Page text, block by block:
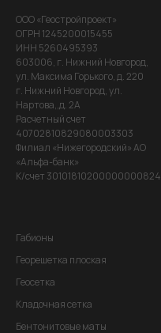
ООО «Геостройпроект»
ОГРН 1245200015455
ИНН 5260495393
603006, г. Нижний Новгород,
ул. Максима Горького, д. 220
г. Нижний Новгород, ул.
Нартова,,д. 2А
Расчетный счет
40702810829080003303
Филиал «Нижегородский» АО
«Альфа-банк»
К/счет 30101810200000000824
Габионы
Георешетка плоская
Геосетка
Кладочная сетка
Бентонитовые маты